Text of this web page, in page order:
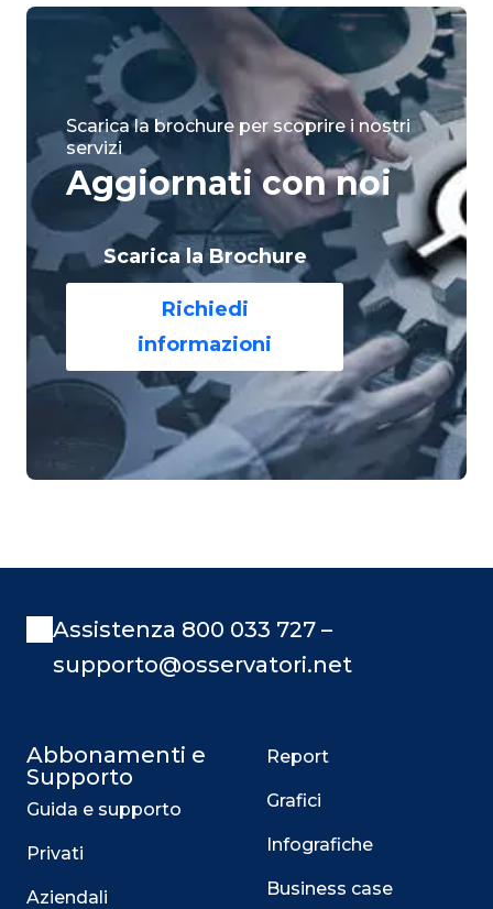
Scarica la brochure per scoprire i nostri
servizi
Aggiornati con noi
Scarica la Brochure
Richiedi
informazioni
Assistenza 800 033 727 –
supporto@osservatori.net
Abbonamenti e
Supporto
Guida e supporto
Privati
Aziendali
Report
Grafici
Infografiche
Business case